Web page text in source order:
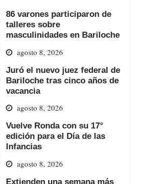
86 varones participaron de
talleres sobre
masculinidades en Bariloche
agosto 8, 2026
Juró el nuevo juez federal de
Bariloche tras cinco años de
vacancia
agosto 8, 2026
Vuelve Ronda con su 17°
edición para el Día de las
Infancias
agosto 8, 2026
Extienden una semana más